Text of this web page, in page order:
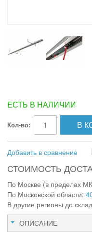
ЕСТЬ В НАЛИЧИИ
Кол-во: В
Добавить в сравнение
СТОИМОСТЬ
По Москве (в пределах
По Московской области:
В другие регионы до
ОПИСАНИЕ